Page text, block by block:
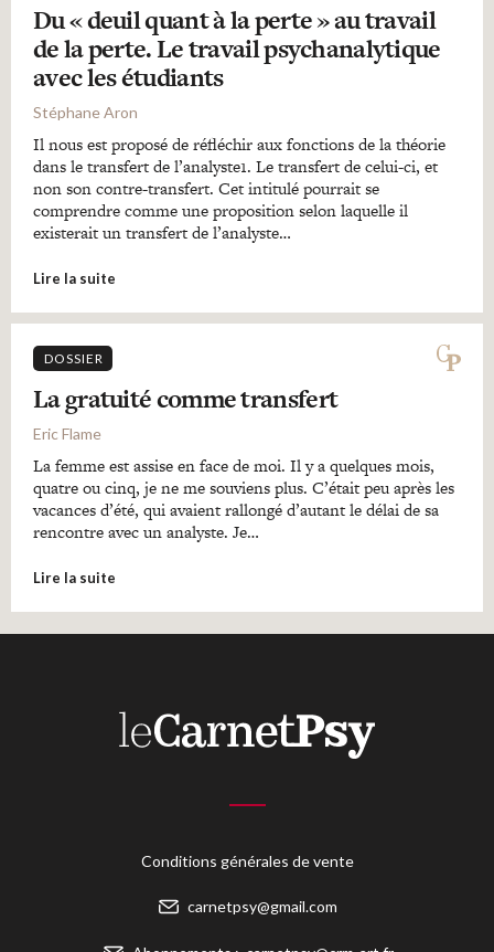
Du « deuil quant à la perte » au travail
de la perte. Le travail psychanalytique
avec les étudiants
Stéphane Aron
Il nous est proposé de réfléchir aux fonctions de la théorie
dans le transfert de l’analyste1. Le transfert de celui-ci, et
non son contre-transfert. Cet intitulé pourrait se
comprendre comme une proposition selon laquelle il
existerait un transfert de l’analyste…
Lire la suite
DOSSIER
La gratuité comme transfert
Eric Flame
La femme est assise en face de moi. Il y a quelques mois,
quatre ou cinq, je ne me souviens plus. C’était peu après les
vacances d’été, qui avaient rallongé d’autant le délai de sa
rencontre avec un analyste. Je…
Lire la suite
Conditions générales de vente
carnetpsy@gmail.com